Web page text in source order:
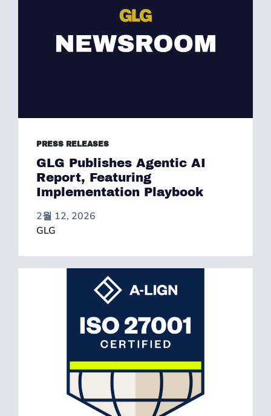
PRESS RELEASES
GLG Publishes Agentic AI
Report, Featuring
Implementation Playbook
2월 12, 2026
GLG